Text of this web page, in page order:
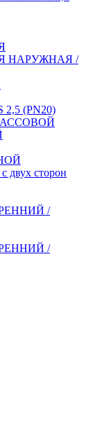
НАРУЖНАЯ /
(PN20)
двух сторон
/
/